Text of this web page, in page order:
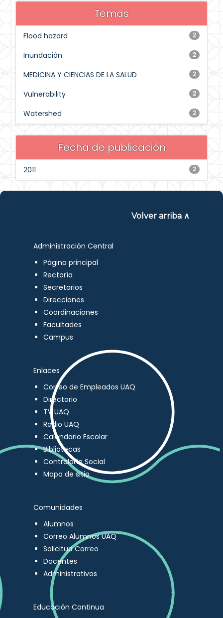
Temas
2
Flood hazard
2
Inundación
2
MEDICINA Y CIENCIAS DE LA SALUD
2
Vulnerability
2
Watershed
Fecha de publicación
2
2011
Volver arriba ∧
Administración Central
Página principal
Rectoría
Secretarios
Direcciones
Coordinaciones
Facultades
Campus
Enlaces
Correo de Empleados UAQ
Directorio
TV UAQ
Radio UAQ
Calendario Escolar
Bibliotecas
Contraloría Social
Mapa de sitio
Comunidades
Alumnos
Correo Alumnos UAQ
Solicitud Correo
Docentes
Administrativos
Educación Continua